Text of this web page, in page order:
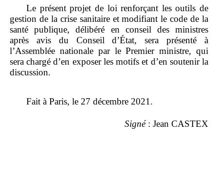
Le présent projet de loi renforçant les outils de
gestion de la crise sanitaire et modifiant le code de la
santé publique, délibéré en conseil des ministres
après avis du Conseil d’État, sera présenté à
l’Assemblée nationale par le Premier ministre, qui
sera chargé d’en exposer les motifs et d’en soutenir la
discussion.
Fait à Paris, le 27 décembre 2021.
Signé: Jean CASTEX